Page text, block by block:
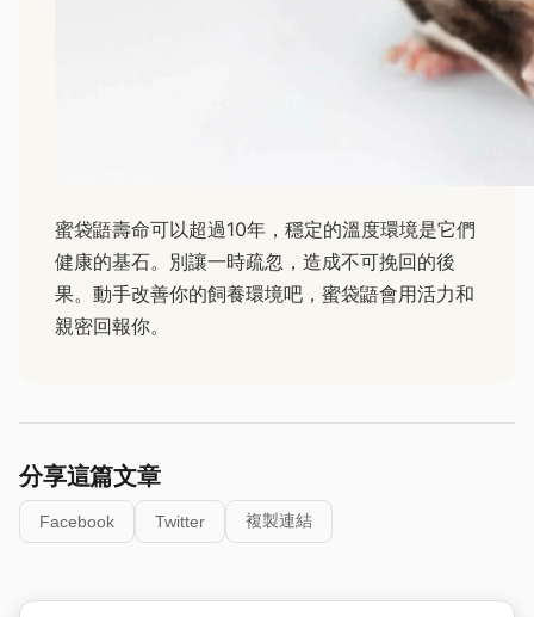
蜜袋鼯壽命可以超過10年，穩定的溫度環境是它們
健康的基石。別讓一時疏忽，造成不可挽回的後
果。動手改善你的飼養環境吧，蜜袋鼯會用活力和
親密回報你。
分享這篇文章
Facebook Twitter 複製連結